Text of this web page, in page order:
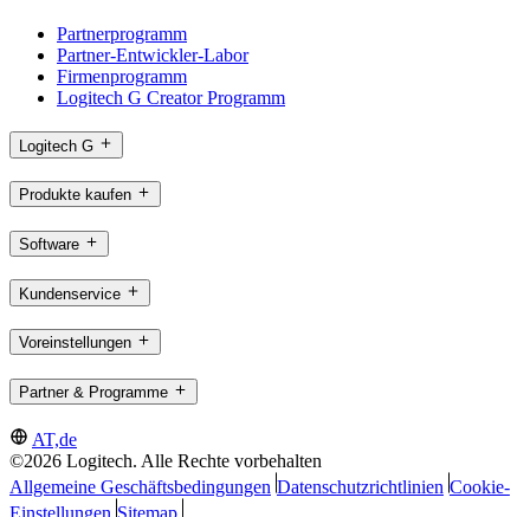
Partnerprogramm
Partner-Entwickler-Labor
Firmenprogramm
Logitech G Creator Programm
Logitech G
Produkte kaufen
Software
Kundenservice
Voreinstellungen
Partner & Programme
AT,de
©2026 Logitech. Alle Rechte vorbehalten
Allgemeine Geschäftsbedingungen Datenschutzrichtlinien Cookie-
Einstellungen Sitemap